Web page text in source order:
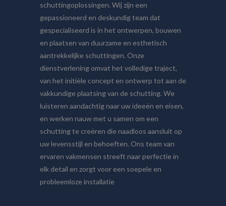
schuttingoplossingen. Wij zijn een
gepassioneerd en deskundig team dat
gespecialiseerd is in het ontwerpen, bouwen
en plaatsen van duurzame en esthetisch
aantrekkelijke schuttingen. Onze
dienstverlening omvat het volledige traject,
van het initiële concept en ontwerp tot aan de
vakkundige plaatsing van de schutting. We
luisteren aandachtig naar uw ideeën en eisen,
en werken nauw met u samen om een
schutting te creëren die naadloos aansluit op
uw levensstijl en behoeften. Ons team van
ervaren vakmensen streeft naar perfectie in
elk detail en zorgt voor een soepele en
probleemloze installatie